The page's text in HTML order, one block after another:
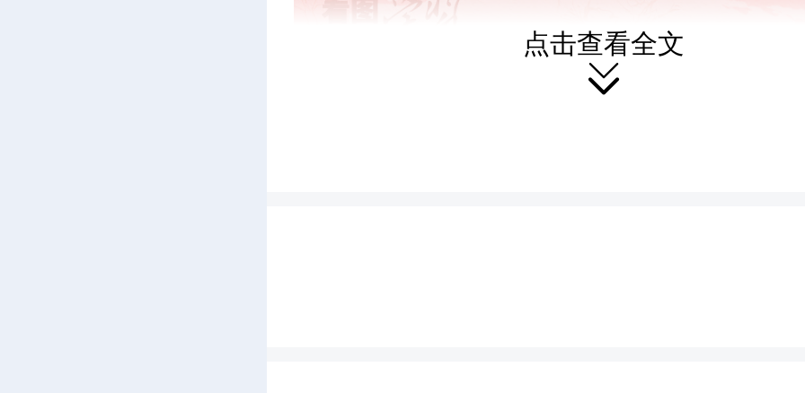
点击查看全文
